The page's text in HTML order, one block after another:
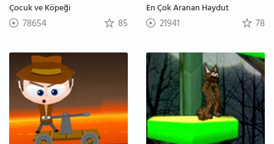
Çocuk ve Köpeği
78654 85
En Çok Aranan Haydut
21941 78